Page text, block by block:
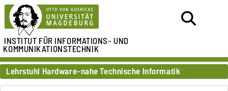
INSTITUT FÜRINFORMATIONS- UND
KOMMUNIKATIONSTECHNIK
Lehrstuhl Hardware-nahe Technische Informatik